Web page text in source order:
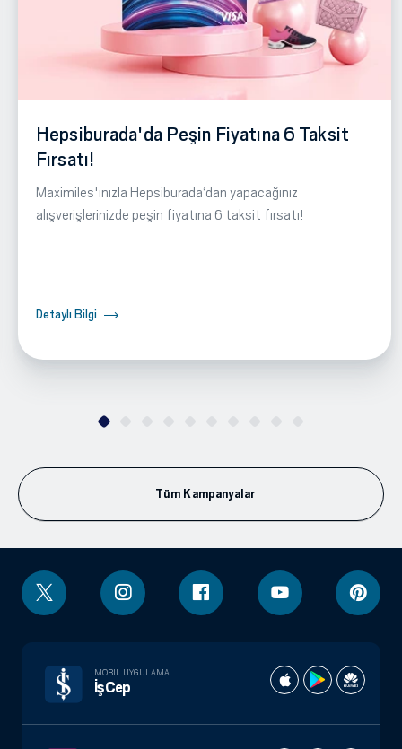
Hepsiburada'da Peşin Fiyatına 6 Taksit
Fırsatı!
Maximiles'ınızla Hepsiburada‘dan yapacağınız
alışverişlerinizde peşin fiyatına 6 taksit fırsatı!
Detaylı Bilgi
Tüm Kampanyalar
MOBIL UYGULAMA
İşCep